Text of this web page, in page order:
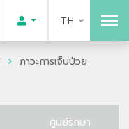
TH
ภาวะการเจ็บป่วย
ศูนย์รักษา